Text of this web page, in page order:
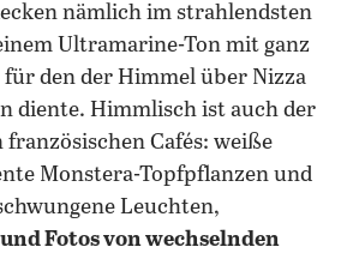
nämlich im strahlendsten
Ultramarine-Ton mit ganz
den der Himmel über Nizza
diente. Himmlisch ist auch der
französischen Cafés: weiße
Monstera-Topfpflanzen und
Leuchten,
Fotos von wechselnden